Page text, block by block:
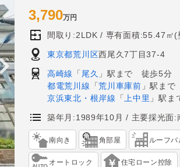
3,790万円
間取り:2LDK 専有面積:55.47㎡(
東京都荒川区西尾久7丁目37-4
高崎線 「 尾久 」駅まで 徒歩5分
都電荒川線 「荒川車庫前 」駅ま
京浜東北・根岸線
「 上中里 」駅
築年月:1989年10月 主要採光面:
南向き 角部屋 ルーフ
オートロック 住宅ローン控除